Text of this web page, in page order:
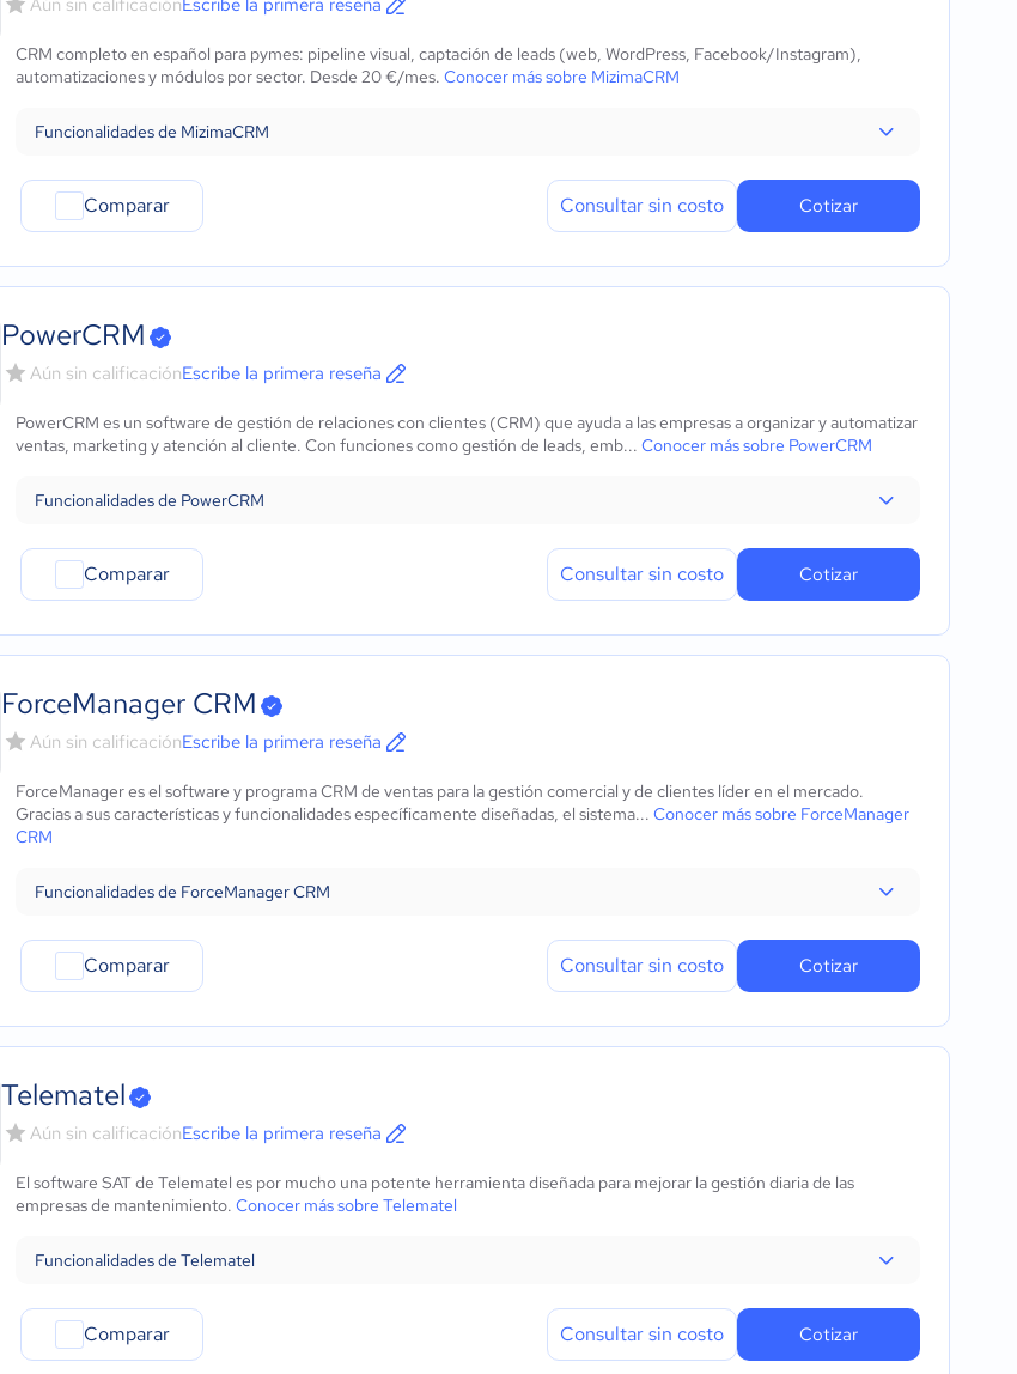
Aún sin calificaciónEscribe la primera reseña
CRM completo en español para pymes: pipeline visual, captación de leads (web, WordPress, Facebook/Instagram),
automatizaciones y módulos por sector. Desde 20 €/mes. Conocer más sobre MizimaCRM
Funcionalidades de MizimaCRM
Comparar Consultar sin costo Cotizar
PowerCRM
Aún sin calificaciónEscribe la primera reseña
PowerCRM es un software de gestión de relaciones con clientes (CRM) que ayuda a las empresas a organizar y automatizar
ventas, marketing y atención al cliente. Con funciones como gestión de leads, emb... Conocer más sobre PowerCRM
Funcionalidades de PowerCRM
Comparar Consultar sin costo Cotizar
ForceManager CRM
Aún sin calificaciónEscribe la primera reseña
ForceManager es el software y programa CRM de ventas para la gestión comercial y de clientes líder en el mercado.
Gracias a sus características y funcionalidades específicamente diseñadas, el sistema... Conocer más sobre ForceManager
CRM
Funcionalidades de ForceManager CRM
Comparar Consultar sin costo Cotizar
Telematel
Aún sin calificaciónEscribe la primera reseña
El software SAT de Telematel es por mucho una potente herramienta diseñada para mejorar la gestión diaria de las
empresas de mantenimiento. Conocer más sobre Telematel
Funcionalidades de Telematel
Comparar Consultar sin costo Cotizar